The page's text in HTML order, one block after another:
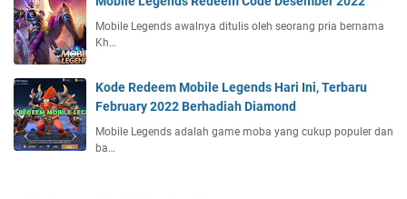
Mobile Legends awalnya ditulis oleh seorang pria bernama
Kh…
Kode Redeem Mobile Legends Hari Ini, Terbaru
February 2022 Berhadiah Diamond
Mobile Legends adalah game moba yang cukup populer dan
ba…